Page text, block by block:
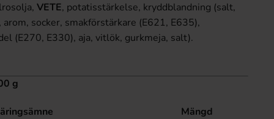
VETE, potatisstärkelse, kryddblandning (salt,
arom, socker, smakförstärkare (E621, E635),
(E270, E330), aja, vitlök, gurkmeja, salt).
g
Mängd